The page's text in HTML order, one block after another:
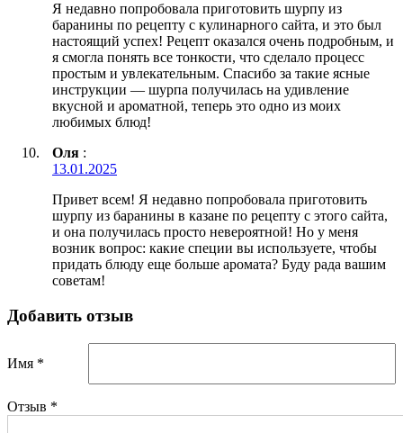
Я недавно попробовала приготовить шурпу из
баранины по рецепту с кулинарного сайта, и это был
настоящий успех! Рецепт оказался очень подробным, и
я смогла понять все тонкости, что сделало процесс
простым и увлекательным. Спасибо за такие ясные
инструкции — шурпа получилась на удивление
вкусной и ароматной, теперь это одно из моих
любимых блюд!
Оля :
13.01.2025
Привет всем! Я недавно попробовала приготовить
шурпу из баранины в казане по рецепту с этого сайта,
и она получилась просто невероятной! Но у меня
возник вопрос: какие специи вы используете, чтобы
придать блюду еще больше аромата? Буду рада вашим
советам!
Добавить отзыв
Имя *
Отзыв *